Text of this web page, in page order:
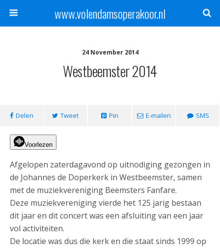
www.volendamsoperakoor.nl
24 November 2014
Westbeemster 2014
Delen Tweet Pin E-mailen SMS
Voorlezen
Afgelopen zaterdagavond op uitnodiging gezongen in
de Johannes de Doperkerk in Westbeemster, samen
met de muziekvereniging Beemsters Fanfare.
Deze muziekvereniging vierde het 125 jarig bestaan
dit jaar en dit concert was een afsluiting van een jaar
vol activiteiten.
De locatie was dus die kerk en die staat sinds 1999 op